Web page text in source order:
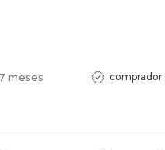
meses